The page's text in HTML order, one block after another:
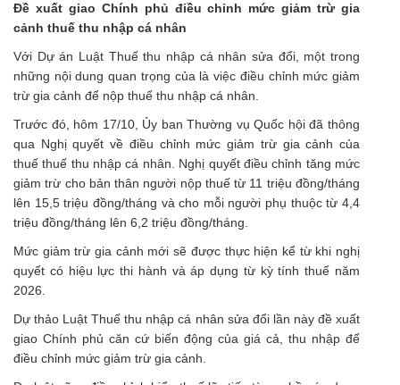
Đề xuất giao Chính phủ điều chỉnh mức giảm trừ gia
cảnh thuế thu nhập cá nhân
Với Dự án Luật Thuế thu nhập cá nhân sửa đổi, một trong
những nội dung quan trọng của là việc điều chỉnh mức giảm
trừ gia cảnh để nộp thuế thu nhập cá nhân.
Trước đó, hôm 17/10, Ủy ban Thường vụ Quốc hội đã thông
qua Nghị quyết về điều chỉnh mức giảm trừ gia cảnh của
thuế thuế thu nhập cá nhân. Nghị quyết điều chỉnh tăng mức
giảm trừ cho bản thân người nộp thuế từ 11 triệu đồng/tháng
lên 15,5 triệu đồng/tháng và cho mỗi người phụ thuộc từ 4,4
triệu đồng/tháng lên 6,2 triệu đồng/tháng.
Mức giảm trừ gia cảnh mới sẽ được thực hiện kể từ khi nghị
quyết có hiệu lực thi hành và áp dụng từ kỳ tính thuế năm
2026.
Dự thảo Luật Thuế thu nhập cá nhân sửa đổi lần này đề xuất
giao Chính phủ căn cứ biến động của giá cả, thu nhập để
điều chỉnh mức giảm trừ gia cảnh.